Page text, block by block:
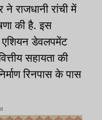
ने राजधानी रांची में
की है. इस
एशियन डेवलपमेंट
सहायता की
रिनपास के पास